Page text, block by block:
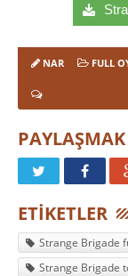
NAR FULL
ETIKETLER
Strange Brigade
Strange Brigade